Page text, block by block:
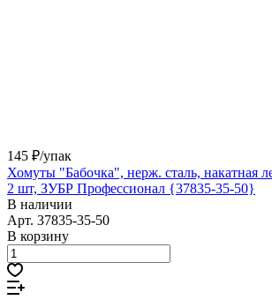
145 ₽/упак
Хомуты "Бабочка", нерж. сталь, накатная
2 шт, ЗУБР Профессионал {37835-35-50}
В наличии
Арт. 37835-35-50
В корзину